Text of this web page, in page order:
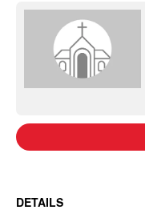
DETAILS